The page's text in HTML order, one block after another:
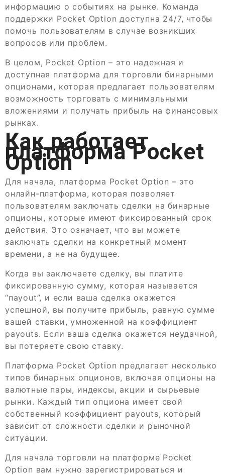
информацию о событиях на рынке. Команда
поддержки Pocket Option доступна 24/7, чтобы
помочь пользователям в случае возникших
вопросов или проблем.
В целом, Pocket Option – это надежная и
доступная платформа для торговли бинарными
опционами, которая предлагает пользователям
возможность торговать с минимальными
вложениями и получать прибыль на финансовых
рынках.
Как работает
платформа Pocket
Option
Для начала, платформа Pocket Option – это
онлайн-платформа, которая позволяет
пользователям заключать сделки на бинарные
опционы, которые имеют фиксированный срок
действия. Это означает, что вы можете
заключать сделки на конкретный момент
времени, а не на будущее.
Когда вы заключаете сделку, вы платите
фиксированную сумму, которая называется
“пayout”, и если ваша сделка окажется
успешной, вы получите прибыль, равную сумме
вашей ставки, умноженной на коэффициент
payouts. Если ваша сделка окажется неудачной,
вы потеряете свою ставку.
Платформа Pocket Option предлагает несколько
типов бинарных опционов, включая опционы на
валютные пары, индексы, акции и сырьевые
рынки. Каждый тип опциона имеет свой
собственный коэффициент payouts, который
зависит от сложности сделки и рыночной
ситуации.
Для начала торговли на платформе Pocket
Option вам нужно зарегистрироваться и